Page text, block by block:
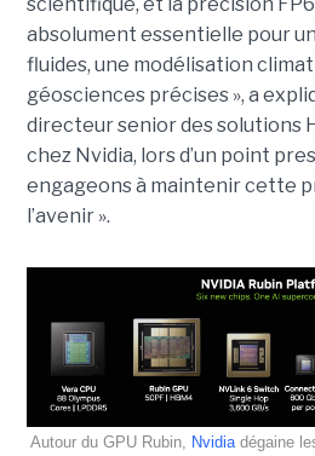
scientifique, et la précision
absolument essentielle pour
fluides, une modélisation
géosciences précises », a
directeur senior des solutions
chez Nvidia, lors d’un point
engageons à maintenir cette
l’avenir ».
Autour du GPU Rubin, Nvidia dégaine